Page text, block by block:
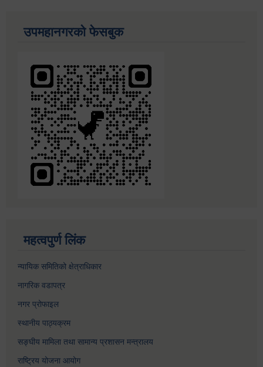
उपमहानगरको फेसबुक
महत्वपुर्ण लिंक
न्यायिक समितिको क्षेत्राधिकार
नागरिक वडापत्र
नगर प्रोफाइल
स्थानीय पाठ्यक्रम
सङ्घीय मामिला तथा सामान्य प्रशासन मन्त्रालय
राष्ट्रिय योजना आयोग